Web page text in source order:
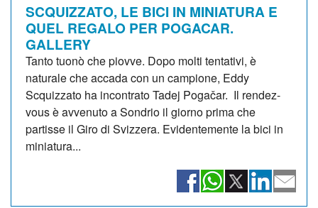
SCQUIZZATO, LE BICI IN MINIATURA E
QUEL REGALO PER POGACAR.
GALLERY
Tanto tuonò che piovve. Dopo molti tentativi, è
naturale che accada con un campione, Eddy
Scquizzato ha incontrato Tadej Pogačar. Il rendez-
vous è avvenuto a Sondrio il giorno prima che
partisse il Giro di Svizzera. Evidentemente la bici in
miniatura...